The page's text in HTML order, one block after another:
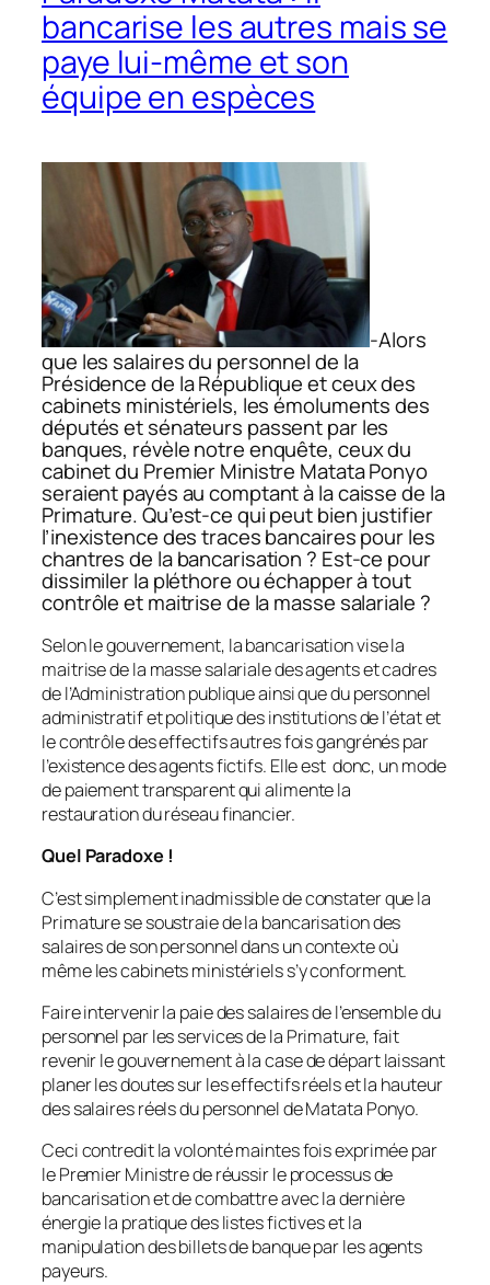
bancarise les autres mais se
paye lui-même et son
équipe en espèces
-Alors
que les salaires du personnel de la
Présidence de la République et ceux des
cabinets ministériels, les émoluments des
députés et sénateurs passent par les
banques, révèle notre enquête, ceux du
cabinet du Premier Ministre Matata Ponyo
seraient payés au comptant à la caisse de la
Primature. Qu’est-ce qui peut bien justifier
l’inexistence des traces bancaires pour les
chantres de la bancarisation ? Est-ce pour
dissimiler la pléthore ou échapper à tout
contrôle et maitrise de la masse salariale ?
Selon le gouvernement, la bancarisation vise la
maitrise de la masse salariale des agents et cadres
de l’Administration publique ainsi que du personnel
administratif et politique des institutions de l’état et
le contrôle des effectifs autres fois gangrénés par
l’existence des agents fictifs. Elle est donc, un mode
de paiement transparent qui alimente la
restauration du réseau financier.
Quel Paradoxe !
C’est simplement inadmissible de constater que la
Primature se soustraie de la bancarisation des
salaires de son personnel dans un contexte où
même les cabinets ministériels s’y conforment.
Faire intervenir la paie des salaires de l’ensemble du
personnel par les services de la Primature, fait
revenir le gouvernement à la case de départ laissant
planer les doutes sur les effectifs réels et la hauteur
des salaires réels du personnel de Matata Ponyo.
Ceci contredit la volonté maintes fois exprimée par
le Premier Ministre de réussir le processus de
bancarisation et de combattre avec la dernière
énergie la pratique des listes fictives et la
manipulation des billets de banque par les agents
payeurs.